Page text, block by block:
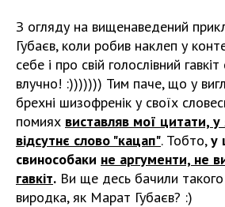
З огляду на вищенаведений
Губаєв, коли робив наклеп у
себе і про свій голослівний
влучно! :))))))) Тим паче, що у
брехні шизофренік у своїх
помиях виставляв мої цитати, у
відсутнє слово "кацап". Тобто,у
свинособаки не аргументи, не
гавкіт. Ви ще десь бачили
виродка, як Марат Губаєв? :)